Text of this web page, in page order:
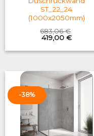
ST_22_24
(1000x2050mm)
683,06€
Original
price
was:
419,00 €Current
is:
-38%